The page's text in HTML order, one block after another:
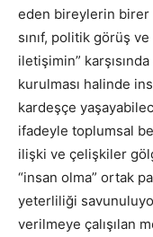
eden bireylerin birer
sınıf, politik görüş ve
iletişimin”
kurulması halinde
kardeşçe
ifadeyle toplumsal
ilişki ve çelişkiler
“insan olma” ortak
yeterliliği
verilmeye çalışılan